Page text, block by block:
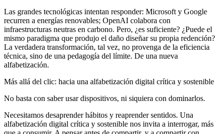
Las grandes tecnológicas intentan responder: Microsoft y Google
recurren a energías renovables; OpenAI colabora con
infraestructuras neutras en carbono. Pero, ¿es suficiente? ¿Puede el
mismo paradigma que produjo el daño diseñar su propia redención?
La verdadera transformación, tal vez, no provenga de la eficiencia
técnica, sino de una pedagogía del límite. De una nueva
alfabetización.
Más allá del clic: hacia una alfabetización digital crítica y sostenible
No basta con saber usar dispositivos, ni siquiera con dominarlos.
Necesitamos desaprender hábitos y reaprender sentidos. Una
alfabetización digital crítica y sostenible nos invita a interrogar, más